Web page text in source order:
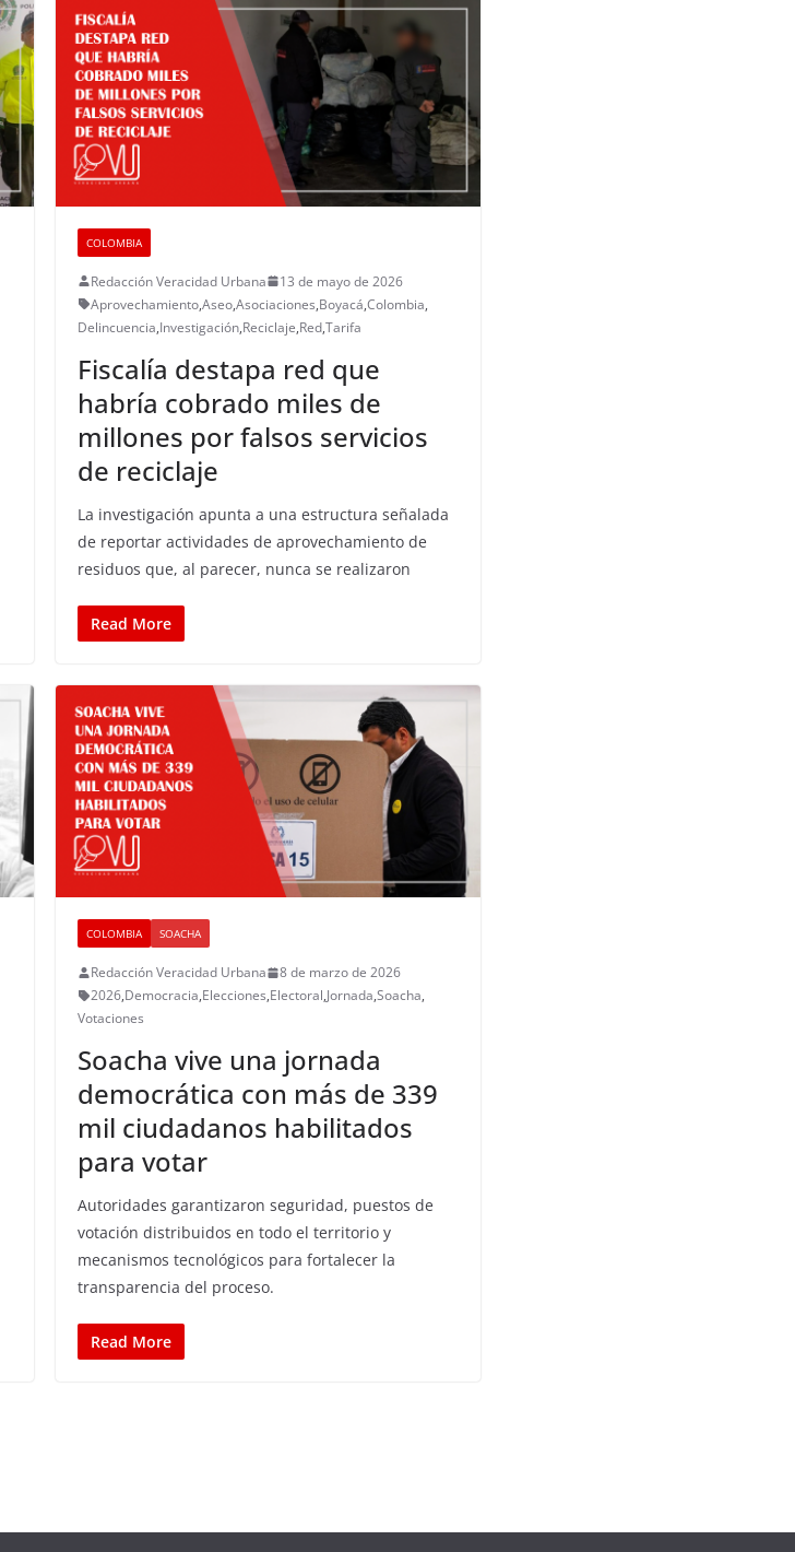
COLOMBIA
Redacción Veracidad Urbana
13 de mayo de 2026
Aprovechamiento,Aseo,Asociaciones,Boyacá,Colombia,
Delincuencia,Investigación,Reciclaje,Red,Tarifa
Fiscalía destapa red que
habría cobrado miles de
millones por falsos servicios
de reciclaje
La investigación apunta a una estructura señalada
de reportar actividades de aprovechamiento de
residuos que, al parecer, nunca se realizaron
Read More
COLOMBIA SOACHA
Redacción Veracidad Urbana
8 de marzo de 2026
2026,Democracia,Elecciones,Electoral,Jornada,Soacha,
Votaciones
Soacha vive una jornada
democrática con más de 339
mil ciudadanos habilitados
para votar
Autoridades garantizaron seguridad, puestos de
votación distribuidos en todo el territorio y
mecanismos tecnológicos para fortalecer la
transparencia del proceso.
Read More